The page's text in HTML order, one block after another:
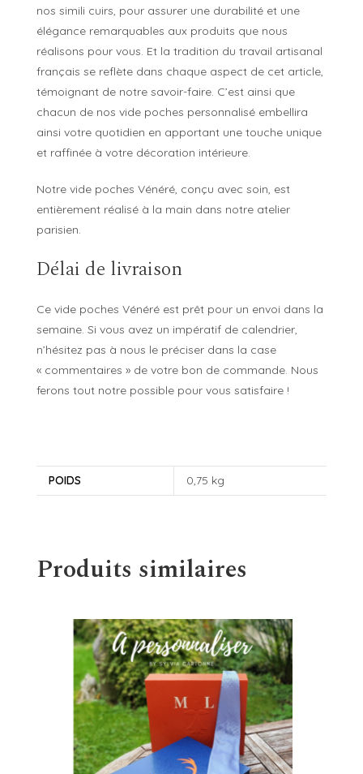
nos simili cuirs, pour assurer une durabilité et une
élégance remarquables aux produits que nous
réalisons pour vous. Et la tradition du travail artisanal
français se reflète dans chaque aspect de cet article,
témoignant de notre savoir-faire. C’est ainsi que
chacun de nos vide poches personnalisé embellira
ainsi votre quotidien en apportant une touche unique
et raffinée à votre décoration intérieure.
Notre vide poches Vénéré, conçu avec soin, est
entièrement réalisé à la main dans notre atelier
parisien.
Délai de livraison
Ce vide poches Vénéré est prêt pour un envoi dans la
semaine. Si vous avez un impératif de calendrier,
n’hésitez pas à nous le préciser dans la case
« commentaires » de votre bon de commande. Nous
ferons tout notre possible pour vous satisfaire !
POIDS 0,75 kg
Produits similaires